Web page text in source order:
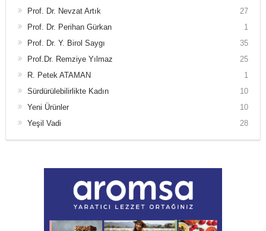
Prof. Dr. Nevzat Artık
27
Prof. Dr. Perihan Gürkan
1
Prof. Dr. Y. Birol Saygı
35
Prof.Dr. Remziye Yılmaz
25
R. Petek ATAMAN
1
Sürdürülebilirlikte Kadın
10
Yeni Ürünler
10
Yeşil Vadi
28